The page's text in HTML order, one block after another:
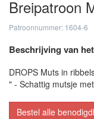
Breipatroon
Patroonnummer: 1604-6
Beschrijving van
DROPS Muts in
" - Schattig mutsje
Bestel alle